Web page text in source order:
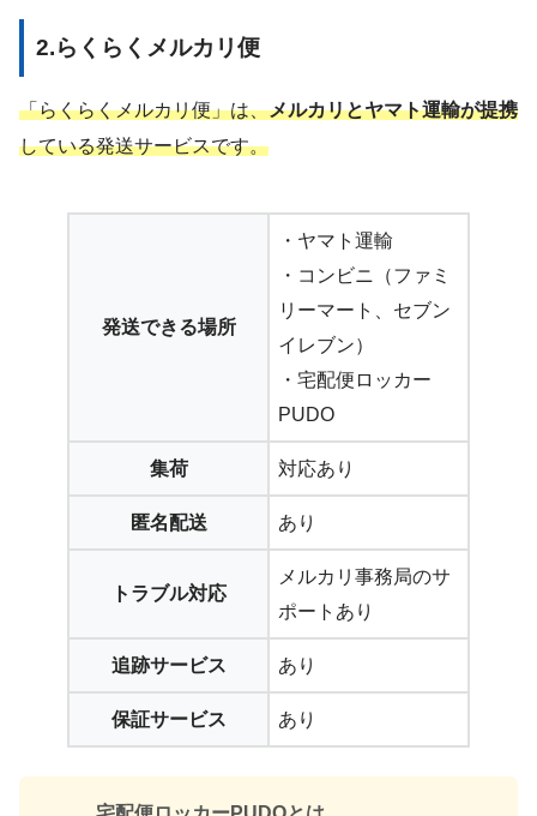
2.らくらくメルカリ便
「らくらくメルカリ便」は、メルカリとヤマト運輸が提携
している発送サービスです。
発送できる場所
・ヤマト運輸
・コンビニ（ファミ
リーマート、セブン
イレブン）
・宅配便ロッカー
PUDO
集荷 対応あり
匿名配送 あり
トラブル対応
メルカリ事務局のサ
ポートあり
追跡サービス あり
保証サービス あり